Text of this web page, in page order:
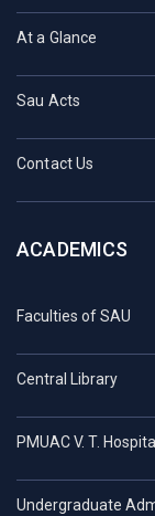
At a Glance
Sau Acts
Contact Us
ACADEMICS
Faculties of SAU
Central Library
PMUAC V. T. Hospital
Undergraduate